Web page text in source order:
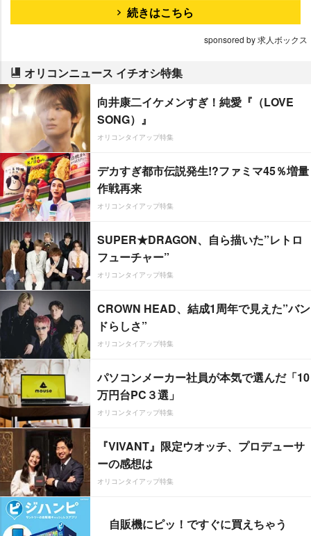
続きはこちら
sponsored by 求人ボックス
オリコンニュース イチオシ特集
向井康二イケメンすぎ！純愛『（LOVE
SONG）』
オリコンタイアップ特集
デカすぎ都市伝説発生!?ファミマ45％増量
作戦再来
オリコンタイアップ特集
SUPER★DRAGON、自ら描いた”レトロ
フューチャー”
オリコンタイアップ特集
CROWN HEAD、結成1周年で見えた”バン
ドらしさ”
オリコンタイアップ特集
パソコンメーカー社員が本気で選んだ「10
万円台PC３選」
オリコンタイアップ特集
『VIVANT』限定ウオッチ、プロデューサ
ーの感想は
オリコンタイアップ特集
自販機にピッ！ですぐに買えちゃう